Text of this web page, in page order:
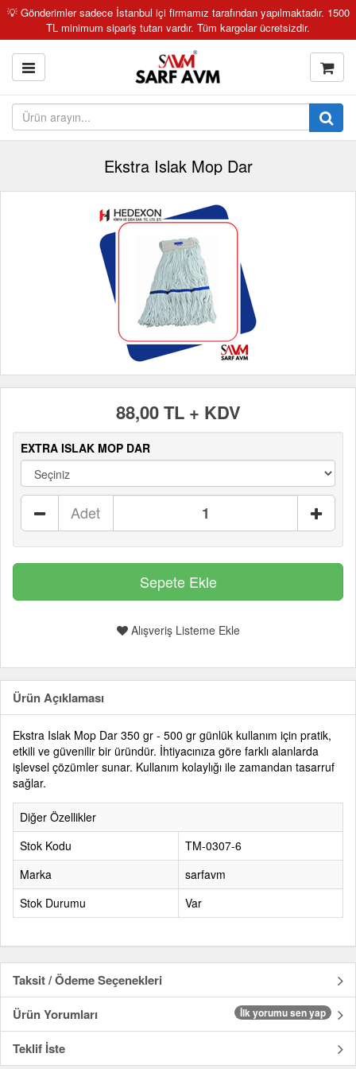
💡 Gönderimler sadece İstanbul içi firmamız tarafından yapılmaktadır. 1500
TL minimum sipariş tutarı vardır. Tüm kargolar ücretsizdir.
Ekstra Islak Mop Dar
88,00 TL + KDV
EXTRA ISLAK MOP DAR
Adet
Alışveriş Listeme Ekle
Ürün Açıklaması
Ekstra Islak Mop Dar 350 gr - 500 gr günlük kullanım için pratik,
etkili ve güvenilir bir üründür. İhtiyacınıza göre farklı alanlarda
işlevsel çözümler sunar. Kullanım kolaylığı ile zamandan tasarruf
sağlar.
Diğer Özellikler
Stok Kodu
TM-0307-6
Marka
sarfavm
Stok Durumu
Var
Taksit / Ödeme Seçenekleri
Ürün Yorumları
İlk yorumu sen yap
Teklif İste